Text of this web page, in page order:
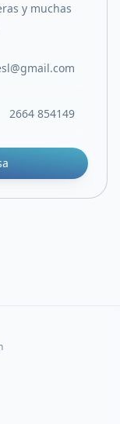
y muchas
2664 854149